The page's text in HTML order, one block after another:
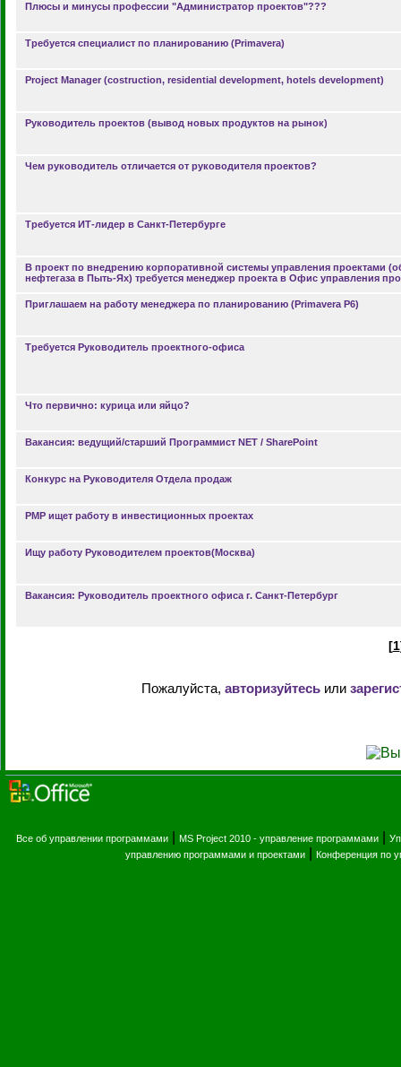
Плюсы и минусы профессии "Администратор проектов"???
Требуется специалист по планированию (Primavera)
Project Manager (costruction, residential development, hotels development)
Руководитель проектов (вывод новых продуктов на рынок)
Чем руководитель отличается от руководителя проектов?
Требуется ИТ-лидер в Санкт-Петербурге
В проект по внедрению корпоративной системы управления проектами
нефтегаза в Пыть-Ях) требуется менеджер проекта в Офис управления
Приглашаем на работу менеджера по планированию (Primavera P6)
Требуется Руководитель проектного-офиса
Что первично: курица или яйцо?
Вакансия: ведущий/старший Программист NET / SharePoint
Конкурс на Руководителя Отдела продаж
PMP ищет работу в инвестиционных проектах
Ищу работу Руководителем проектов(Москва)
Вакансия: Руководитель проектного офиса г. Санкт-Петербург
[1
Пожалуйста, авторизуйтесьили
Все об управлении программами MS Project 2010 - управление программами
управлению программами и проектами| Конференция по